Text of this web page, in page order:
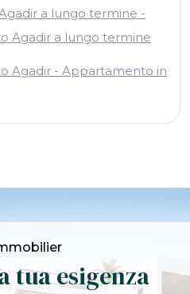
a lungo termine -
Agadir a lungo termine
Agadir - Appartamento in
tua esigenza